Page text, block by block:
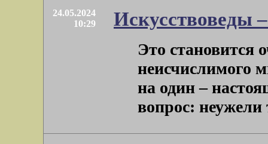
24.05.2024
10:29
Искусствоведы
Это становится
неисчислимого
на один –
вопрос: неужели